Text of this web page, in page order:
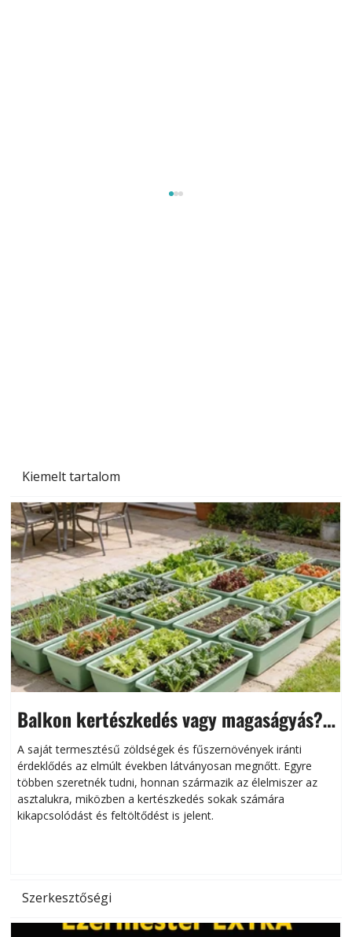
Kiemelt tartalom
Balkon kertészkedés vagy magaságyás?
Helytakarékos kertészkedés
A saját termesztésű zöldségek és fűszernövények iránti
érdeklődés az elmúlt években látványosan megnőtt. Egyre
többen szeretnék tudni, honnan származik az élelmiszer az
asztalukra, miközben a kertészkedés sokak számára
kikapcsolódást és feltöltődést is jelent.
Szerkesztőségi